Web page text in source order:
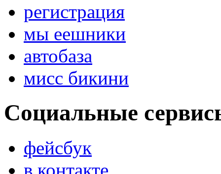
регистрация
мы еешники
автобаза
мисс бикини
Социальные
фейсбук
в контакте